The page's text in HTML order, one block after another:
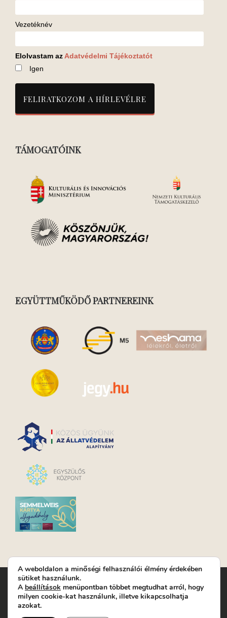
Vezetéknév
Elolvastam az Adatvédelmi Tájékoztatót
Igen
TÁMOGATÓINK
EGYÜTTMŰKÖDŐ PARTNEREINK
Turay Ida Színház Közhasznú Nonprofit Kft. | Működési
helyszín: Turay Ida Színház 1089 Budapest, Kálvária tér 6. |
Levelezési cím: 1089 Budapest, Kálvária tér 14. | Titkárság:
A weboldalon a minőségi felhasználói élmény érdekében
sütiket használunk.
A beállítások menüpontban többet megtudhat arról, hogy
milyen cookie-kat használunk, illetve kikapcsolhatja
azokat.